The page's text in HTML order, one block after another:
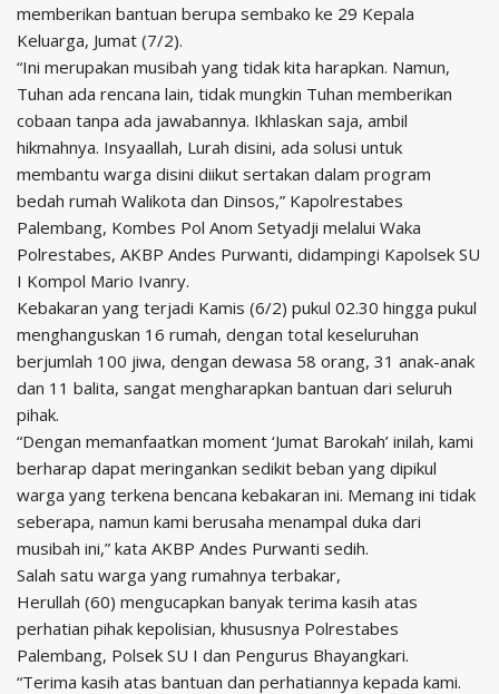
memberikan bantuan berupa sembako ke 29 Kepala
Keluarga, Jumat (7/2).
“Ini merupakan musibah yang tidak kita harapkan. Namun,
Tuhan ada rencana lain, tidak mungkin Tuhan memberikan
cobaan tanpa ada jawabannya. Ikhlaskan saja, ambil
hikmahnya. Insyaallah, Lurah disini, ada solusi untuk
membantu warga disini diikut sertakan dalam program
bedah rumah Walikota dan Dinsos,” Kapolrestabes
Palembang, Kombes Pol Anom Setyadji melalui Waka
Polrestabes, AKBP Andes Purwanti, didampingi Kapolsek SU
I Kompol Mario Ivanry.
Kebakaran yang terjadi Kamis (6/2) pukul 02.30 hingga pukul
menghanguskan 16 rumah, dengan total keseluruhan
berjumlah 100 jiwa, dengan dewasa 58 orang, 31 anak-anak
dan 11 balita, sangat mengharapkan bantuan dari seluruh
pihak.
“Dengan memanfaatkan moment ‘Jumat Barokah’ inilah, kami
berharap dapat meringankan sedikit beban yang dipikul
warga yang terkena bencana kebakaran ini. Memang ini tidak
seberapa, namun kami berusaha menampal duka dari
musibah ini,” kata AKBP Andes Purwanti sedih.
Salah satu warga yang rumahnya terbakar,
Herullah (60) mengucapkan banyak terima kasih atas
perhatian pihak kepolisian, khususnya Polrestabes
Palembang, Polsek SU I dan Pengurus Bhayangkari.
“Terima kasih atas bantuan dan perhatiannya kepada kami.